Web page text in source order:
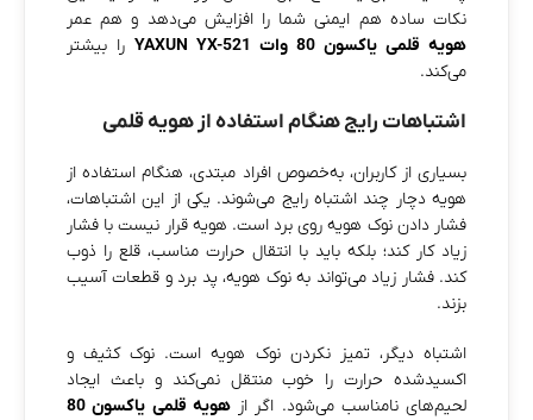
نکات ساده هم ایمنی شما را افزایش می‌دهد و هم عمر
هویه قلمی یاکسون 80 وات YAXUN YX-521
را بیشتر
می‌کند.
اشتباهات رایج هنگام استفاده از هویه قلمی
بسیاری از کاربران، به‌خصوص افراد مبتدی، هنگام استفاده از
هویه دچار چند اشتباه رایج می‌شوند. یکی از این اشتباهات،
فشار دادن نوک هویه روی برد است. هویه قرار نیست با فشار
زیاد کار کند؛ بلکه باید با انتقال حرارت مناسب، قلع را ذوب
کند. فشار زیاد می‌تواند به نوک هویه، پد برد و قطعات آسیب
بزند.
اشتباه دیگر، تمیز نکردن نوک هویه است. نوک کثیف و
اکسیدشده حرارت را خوب منتقل نمی‌کند و باعث ایجاد
لحیم‌های نامناسب می‌شود. اگر از
هویه قلمی یاکسون 80